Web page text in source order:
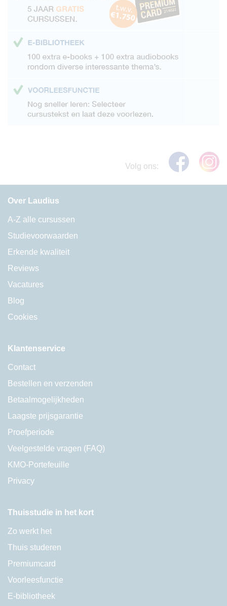
Volg ons:
Over Laudius
A-Z alle cursussen
Studievoorwaarden
Erkende kwaliteit
Reviews
Vacatures
Blog
Cookies
Klantenservice
Contact
Bestellen en verzenden
Betaalmogelijkheden
Laagste prijsgarantie
Proefperiode
Veelgestelde vragen (FAQ)
KMO-Portefeuille
Privacy
Thuisstudie in het kort
Zo werkt het
Thuis studeren
Premiumcard
Voorleesfunctie
E-bibliotheek